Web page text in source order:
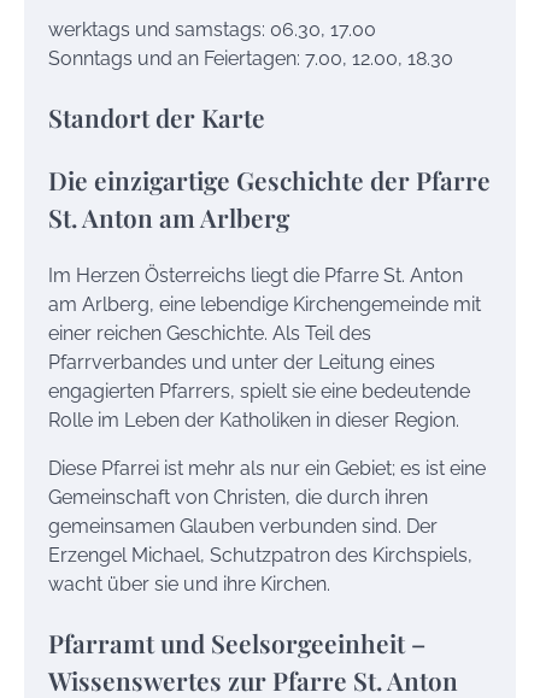
werktags und samstags: 06.30, 17.00
Sonntags und an Feiertagen: 7.00, 12.00, 18.30
Standort der Karte
Die einzigartige Geschichte der Pfarre
St. Anton am Arlberg
Im Herzen Österreichs liegt die Pfarre St. Anton
am Arlberg, eine lebendige Kirchengemeinde mit
einer reichen Geschichte. Als Teil des
Pfarrverbandes und unter der Leitung eines
engagierten Pfarrers, spielt sie eine bedeutende
Rolle im Leben der Katholiken in dieser Region.
Diese Pfarrei ist mehr als nur ein Gebiet; es ist eine
Gemeinschaft von Christen, die durch ihren
gemeinsamen Glauben verbunden sind. Der
Erzengel Michael, Schutzpatron des Kirchspiels,
wacht über sie und ihre Kirchen.
Pfarramt und Seelsorgeeinheit –
Wissenswertes zur Pfarre St. Anton